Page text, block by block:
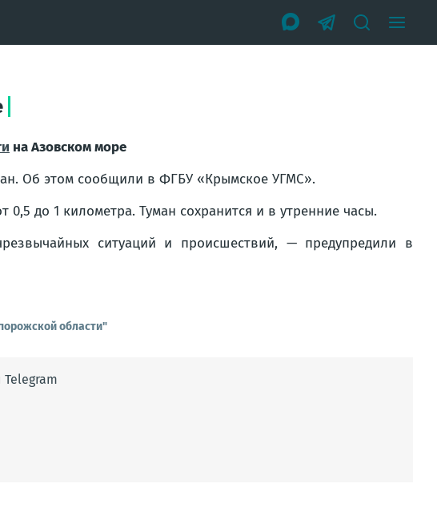
на Азовском море
Об этом сообщили в ФГБУ «Крымское УГМС».
до 1 километра. Туман сохранится и в утренние часы.
ситуаций и происшествий, — предупредили в
области"